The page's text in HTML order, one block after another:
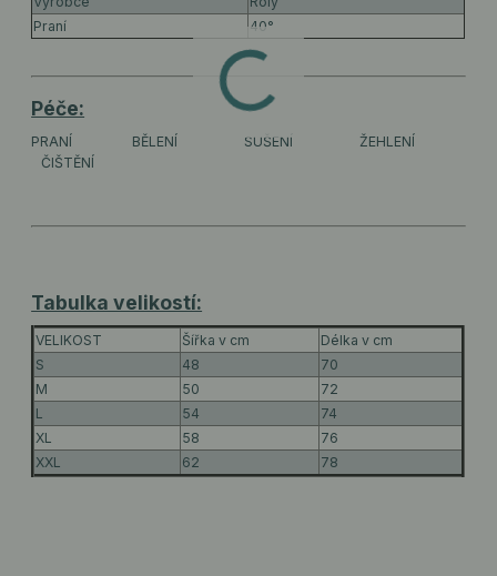
Praní
40°
Péče:
PRANÍ BĚLENÍ SUŠENÍ
ŽEHLENÍ
ČIŠTĚNÍ
Tabulka velikostí:
VELIKOST Šířka v cm
Délka v cm
S
48
70
M
50
72
L
54
74
XL
58
76
XXL
62 78